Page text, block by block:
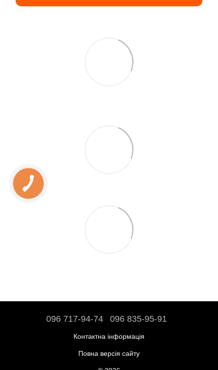
096 717-94-74 096 835-95-91
Контактна інформація
Повна версія сайту